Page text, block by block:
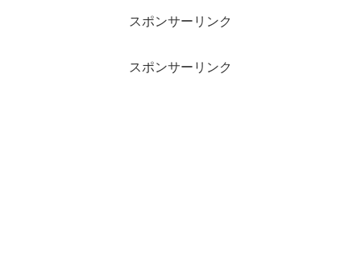
スポンサーリンク
スポンサーリンク